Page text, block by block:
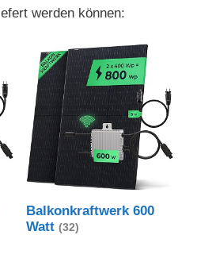
werden können:
Balkonkraftwerk 600
Watt (32)